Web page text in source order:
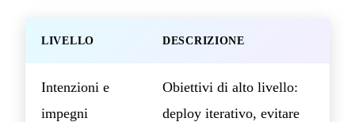
LIVELLO DESCRIZIONE
Intenzioni e
impegni
Obiettivi di alto livello:
deploy iterativo, evitare